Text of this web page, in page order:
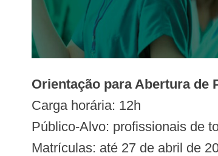
Orientação para Abertura
Carga horária: 12h
Público-Alvo: profissionais de
Matrículas: até 27 de abril de